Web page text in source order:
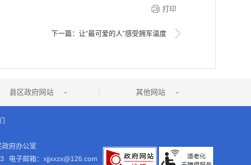
打印
下一篇： 让“最可爱的人”感受拥军温度
县区政府网站 其他网站
府办公室
电子邮箱：xjjxxzx@126.com